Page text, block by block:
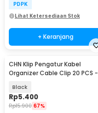
PDPK
Lihat Ketersediaan Stok
+ Keranjang
CHN Klip Pengatur Kabel
Organizer Cable Clip 20 PCS -
Black
Rp5.400
Rp15.900 67%